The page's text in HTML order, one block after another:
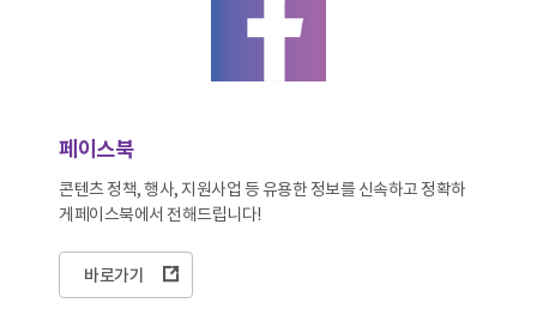
페이스북
콘텐츠 정책, 행사, 지원사업 등 유용한 정보를 신속하고 정확하
게페이스북에서 전해드립니다!
바로가기